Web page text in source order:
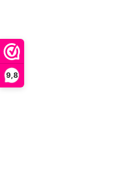
9,8